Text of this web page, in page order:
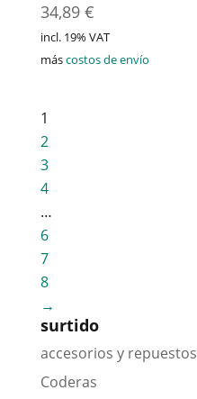
34,89 €
incl. 19% VAT
máscostos de envío
1
2
3
4
…
6
7
8
→
surtido
accesorios y repuestos
Coderas